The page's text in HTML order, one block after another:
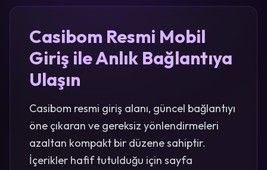
Casibom Resmi Mobil
Giriş ile Anlık Bağlantıya
Ulaşın
Casibom resmi giriş alanı, güncel bağlantıyı
öne çıkaran ve gereksiz yönlendirmeleri
azaltan kompakt bir düzene sahiptir.
İçerikler hafif tutulduğu için sayfa